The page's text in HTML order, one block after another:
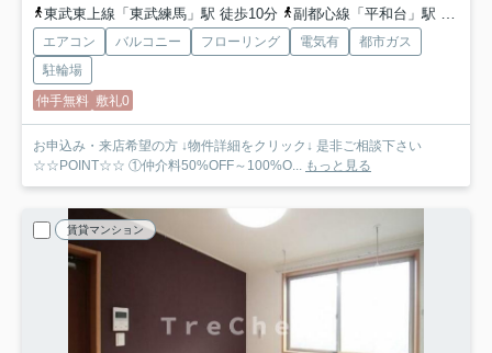
東武東上線「東武練馬」駅 徒歩10分
副都心線「平和台」駅 徒歩12分
エアコン バルコニー フローリング 電気有
都市ガス
駐輪場
仲手無料 敷礼0
お申込み・来店希望の方 ↓物件詳細をクリック↓ 是非ご相談下さい
☆☆POINT☆☆ ①仲介料50%OFF～100%O...
もっと見る
賃貸マンション